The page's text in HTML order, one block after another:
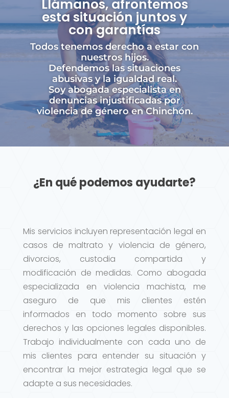
Llámanos, afrontemos
esta situación juntos y
con garantías
Todos tenemos derecho a estar con
nuestros hijos.
Defendemos las situaciones
abusivas y la igualdad real.
Soy abogada especialista en
denuncias injustificadas por
violencia de género en Chinchón.
¿En qué podemos ayudarte?
Mis servicios incluyen representación legal en
casos de maltrato y violencia de género,
divorcios, custodia compartida y
modificación de medidas. Como abogada
especializada en violencia machista, me
aseguro de que mis clientes estén
informados en todo momento sobre sus
derechos y las opciones legales disponibles.
Trabajo individualmente con cada uno de
mis clientes para entender su situación y
encontrar la mejor estrategia legal que se
adapte a sus necesidades.